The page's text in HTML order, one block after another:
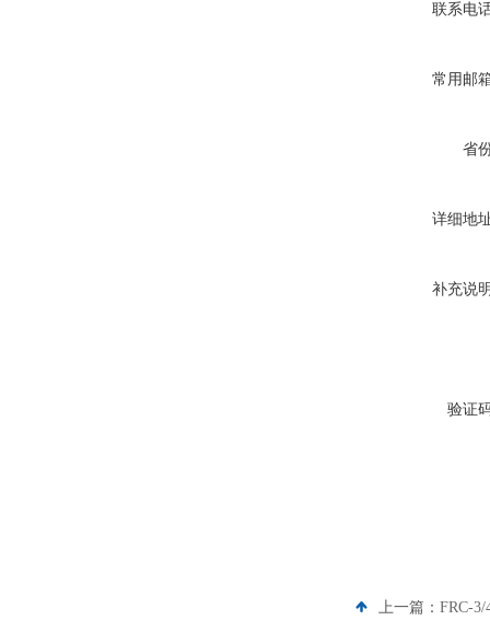
联系电
常用邮
省
详细地
补充说
验证
上一篇： FRC-